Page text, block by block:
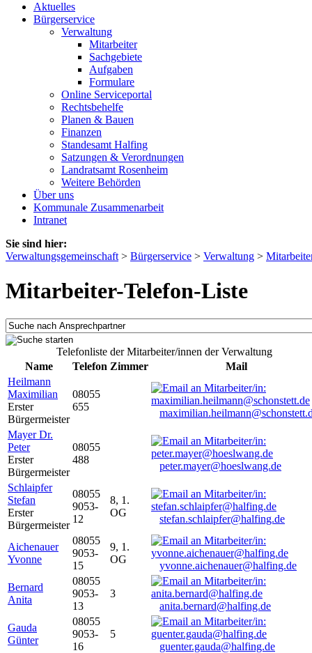
Aktuelles
Bürgerservice
Verwaltung
Mitarbeiter
Sachgebiete
Aufgaben
Formulare
Online Serviceportal
Rechtsbehelfe
Planen & Bauen
Finanzen
Standesamt Halfing
Satzungen & Verordnungen
Landratsamt Rosenheim
Weitere Behörden
Über uns
Kommunale Zusammenarbeit
Intranet
Sie sind hier:
Verwaltungsgemeinschaft > Bürgerservice > Verwaltung >
Mitarbeiter-Telefon-Liste
Telefonliste der Mitarbeiter/innen der Verwaltung
Name
Telefon Zimmer
Mail
Heilmann
Maximilian
Erster
Bürgermeister
08055
655
Mayer Dr.
Peter
Erster
Bürgermeister
08055
488
peter.mayer@hoeslwang.de
Schlaipfer
Stefan
Erster
Bürgermeister
08055
9053-
12
8, 1.
OG
stefan.schlaipfer@halfing.de
Aichenauer
Yvonne
08055
9053-
15
9, 1.
OG
yvonne.aichenauer@halfing.de
Bernard
Anita
08055
9053-
13
3
anita.bernard@halfing.de
Gauda
Günter
08055
9053-
16
5
guenter.gauda@halfing.de